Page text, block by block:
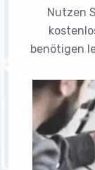
Nutzen
benötigen